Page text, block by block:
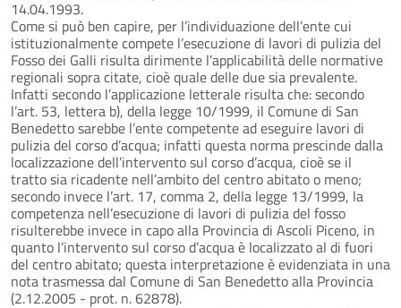
14.04.1993.
Come si può ben capire, per l’individuazione dell’ente cui
istituzionalmente compete l’esecuzione di lavori di pulizia del
Fosso dei Galli risulta dirimente l’applicabilità delle normative
regionali sopra citate, cioè quale delle due sia prevalente.
Infatti secondo l’applicazione letterale risulta che: secondo
l’art. 53, lettera b), della legge 10/1999, il Comune di San
Benedetto sarebbe l’ente competente ad eseguire lavori di
pulizia del corso d’acqua; infatti questa norma prescinde dalla
localizzazione dell’intervento sul corso d’acqua, cioè se il
tratto sia ricadente nell’ambito del centro abitato o meno;
secondo invece l’art. 17, comma 2, della legge 13/1999, la
competenza nell’esecuzione di lavori di pulizia del fosso
risulterebbe invece in capo alla Provincia di Ascoli Piceno, in
quanto l’intervento sul corso d’acqua è localizzato al di fuori
del centro abitato; questa interpretazione è evidenziata in una
nota trasmessa dal Comune di San Benedetto alla Provincia
(2.12.2005 - prot. n. 62878).